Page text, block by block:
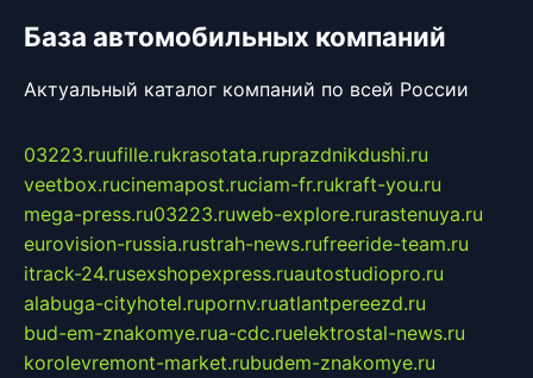
База автомобильных компаний
Актуальный каталог компаний по всей России
03223.ruufille.rukrasotata.ruprazdnikdushi.ru
veetbox.rucinemapost.ruciam-fr.rukraft-you.ru
mega-press.ru03223.ruweb-explore.rurastenuya.ru
eurovision-russia.rustrah-news.rufreeride-team.ru
itrack-24.rusexshopexpress.ruautostudiopro.ru
alabuga-cityhotel.rupornv.ruatlantpereezd.ru
bud-em-znakomye.rua-cdc.ruelektrostal-news.ru
korolevremont-market.rubudem-znakomye.ru